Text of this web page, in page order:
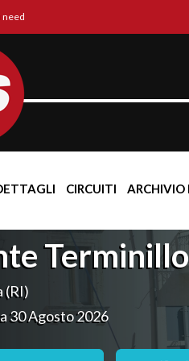
need
CIRCUITI ARCHIVIO
(RI)
30 Agosto 2026